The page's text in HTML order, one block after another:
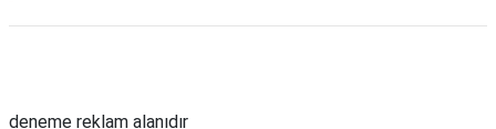
deneme reklam alanıdır